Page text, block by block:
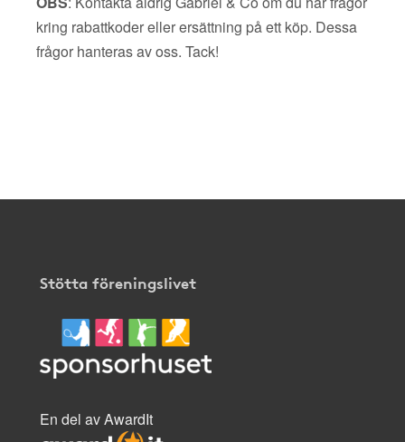
kring rabattkoder eller ersättning på ett köp. Dessa
frågor hanteras av oss. Tack!
Stötta föreningslivet
En del av AwardIt